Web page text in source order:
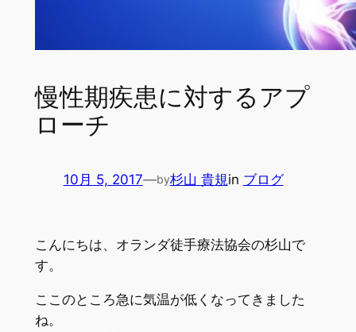
慢性期疾患に対するアプ
ローチ
10月 5, 2017—by杉山 貴規in ブログ
こんにちは、オランダ徒手療法協会の杉山で
す。
ここのところ急に気温が低くなってきました
ね。